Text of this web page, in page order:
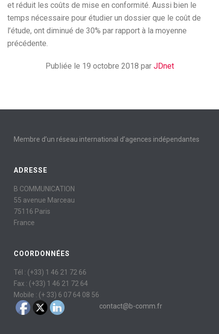
et réduit les coûts de mise en conformité. Aussi bien le
temps nécessaire pour étudier un dossier que le coût de
l’étude, ont diminué de 30% par rapport à la moyenne
précédente.
Publiée le 19 octobre 2018 par JDnet
Membre d’un réseau international d’agences indépendantes
ADRESSE
B COMMUNICATION
55 avenue Marceau
75116 Paris
France
COORDONNÉES
Tél : (+33) 1 46 21 72 66
Fax : (+33) 1 46 21 72 64
Mobile : (+ 33) 6 07 64 08 56
contact@b-comm.fr